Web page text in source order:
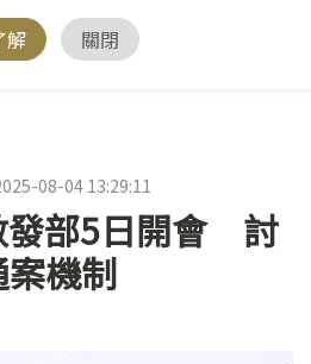
解
關閉
08-04 13:29:11
發部5日開會 討
機制